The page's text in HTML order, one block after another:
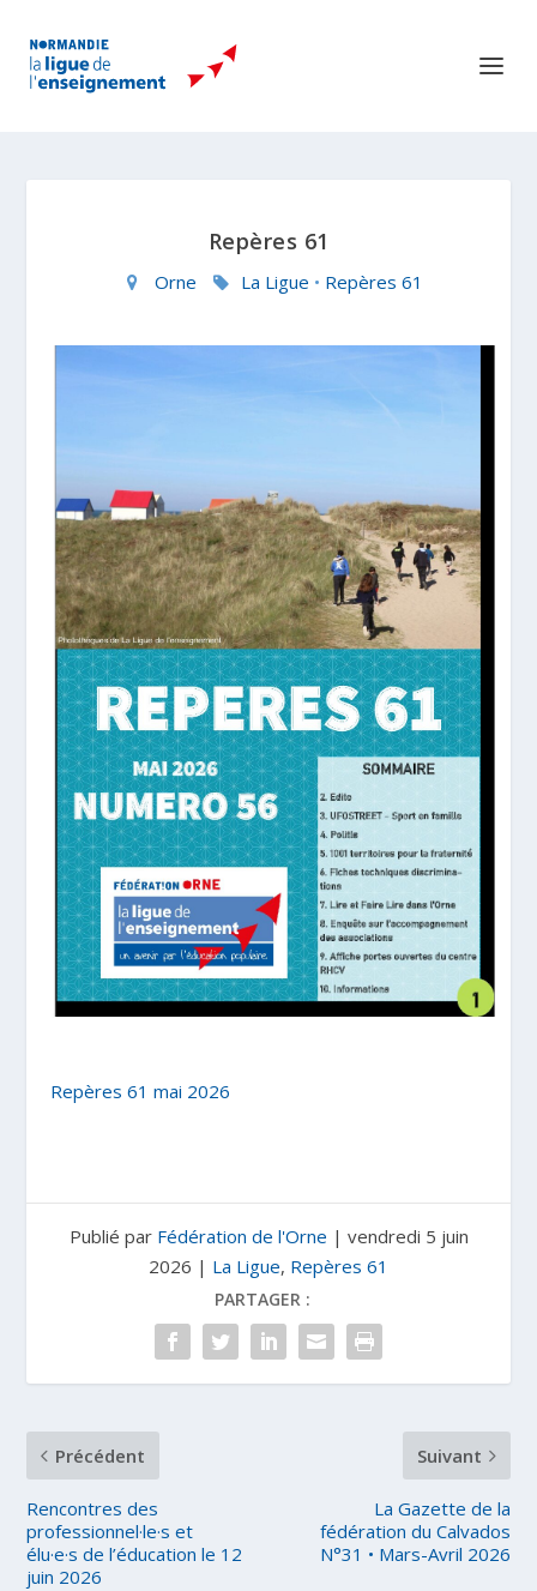
Repères 61
Orne La Ligue • Repères 61
Repères 61 mai 2026
Publié par Fédération de l'Orne | vendredi 5 juin
2026 | La Ligue, Repères 61
PARTAGER :
Précédent
Rencontres des
professionnel·le·s et
élu·e·s de l’éducation le 12
juin 2026
Suivant
La Gazette de la
fédération du Calvados
N°31 • Mars-Avril 2026